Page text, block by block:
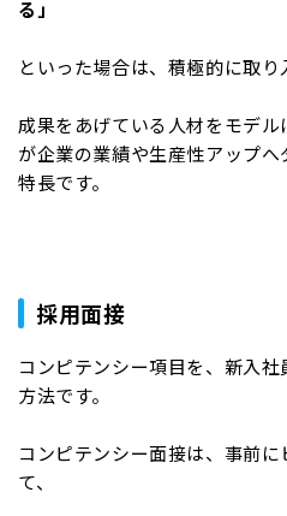
る」
といった場合は、積極的に取り
成果をあげている人材をモデ
が企業の業績や生産性アップ
特長です。
採用面接
コンピテンシー項目を、新入
方法です。
コンピテンシー面接は、事前
て、